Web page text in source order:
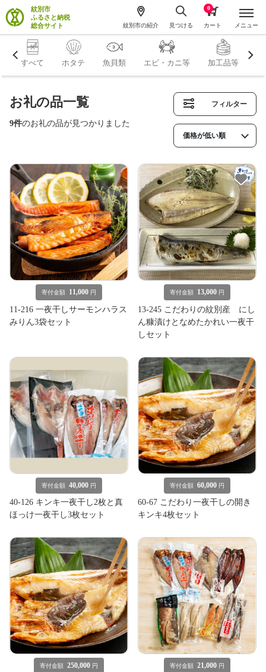
紋別市
ふるさと納税
総合サイト
紋別市の紹介 見つける カート
0
メニュー
すべて ホタテ 魚貝類 エビ・カニ等 加工品等
お礼の品一覧
9件のお礼の品が見つかりました
フィルター
寄付金額 11,000 円
11-216 一夜干しサーモンハラス
みりん3袋セット
寄付金額 13,000 円
13-245 こだわりの紋別産 にし
ん糠漬けとなめたかれい一夜干
しセット
寄付金額 40,000 円
40-126 キンキ一夜干し2枚と真
ほっけ一夜干し3枚セット
寄付金額 60,000 円
60-67 こだわり一夜干しの開き
キンキ4枚セット
寄付金額 250,000 円 寄付金額 21,000 円